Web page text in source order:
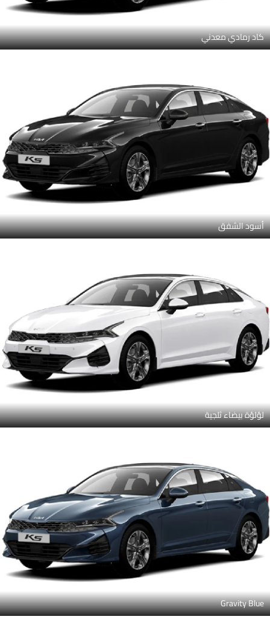
كاد رمادي معدني
أسود الشفق
لؤلؤة بيضاء ثلجية
Gravity Blue